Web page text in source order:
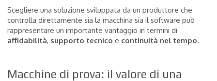
Scegliere una soluzione sviluppata da un produttore che
controlla direttamente sia la macchina sia il software può
rappresentare un importante vantaggio in termini di
affidabilità, supporto tecnico e continuità nel tempo.
Macchine di prova: il valore di una